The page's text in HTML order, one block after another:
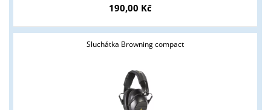
190,00 Kč
Sluchátka Browning compact